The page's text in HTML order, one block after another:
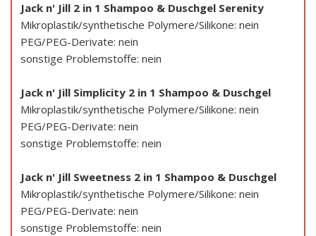
Jack n' Jill 2 in 1 Shampoo & Duschgel Serenity
Mikroplastik/synthetische Polymere/Silikone: nein
PEG/PEG-Derivate: nein
sonstige Problemstoffe: nein
Jack n' Jill Simplicity 2 in 1 Shampoo & Duschgel
Mikroplastik/synthetische Polymere/Silikone: nein
PEG/PEG-Derivate: nein
sonstige Problemstoffe: nein
Jack n' Jill Sweetness 2 in 1 Shampoo & Duschgel
Mikroplastik/synthetische Polymere/Silikone: nein
PEG/PEG-Derivate: nein
sonstige Problemstoffe: nein